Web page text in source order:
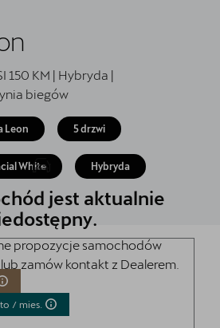
150 KM | Hybryda |
biegów
Leon 5 drzwi
White Hybryda
jest aktualnie
propozycje samochodów
zamów kontakt z Dealerem.
/ mies.